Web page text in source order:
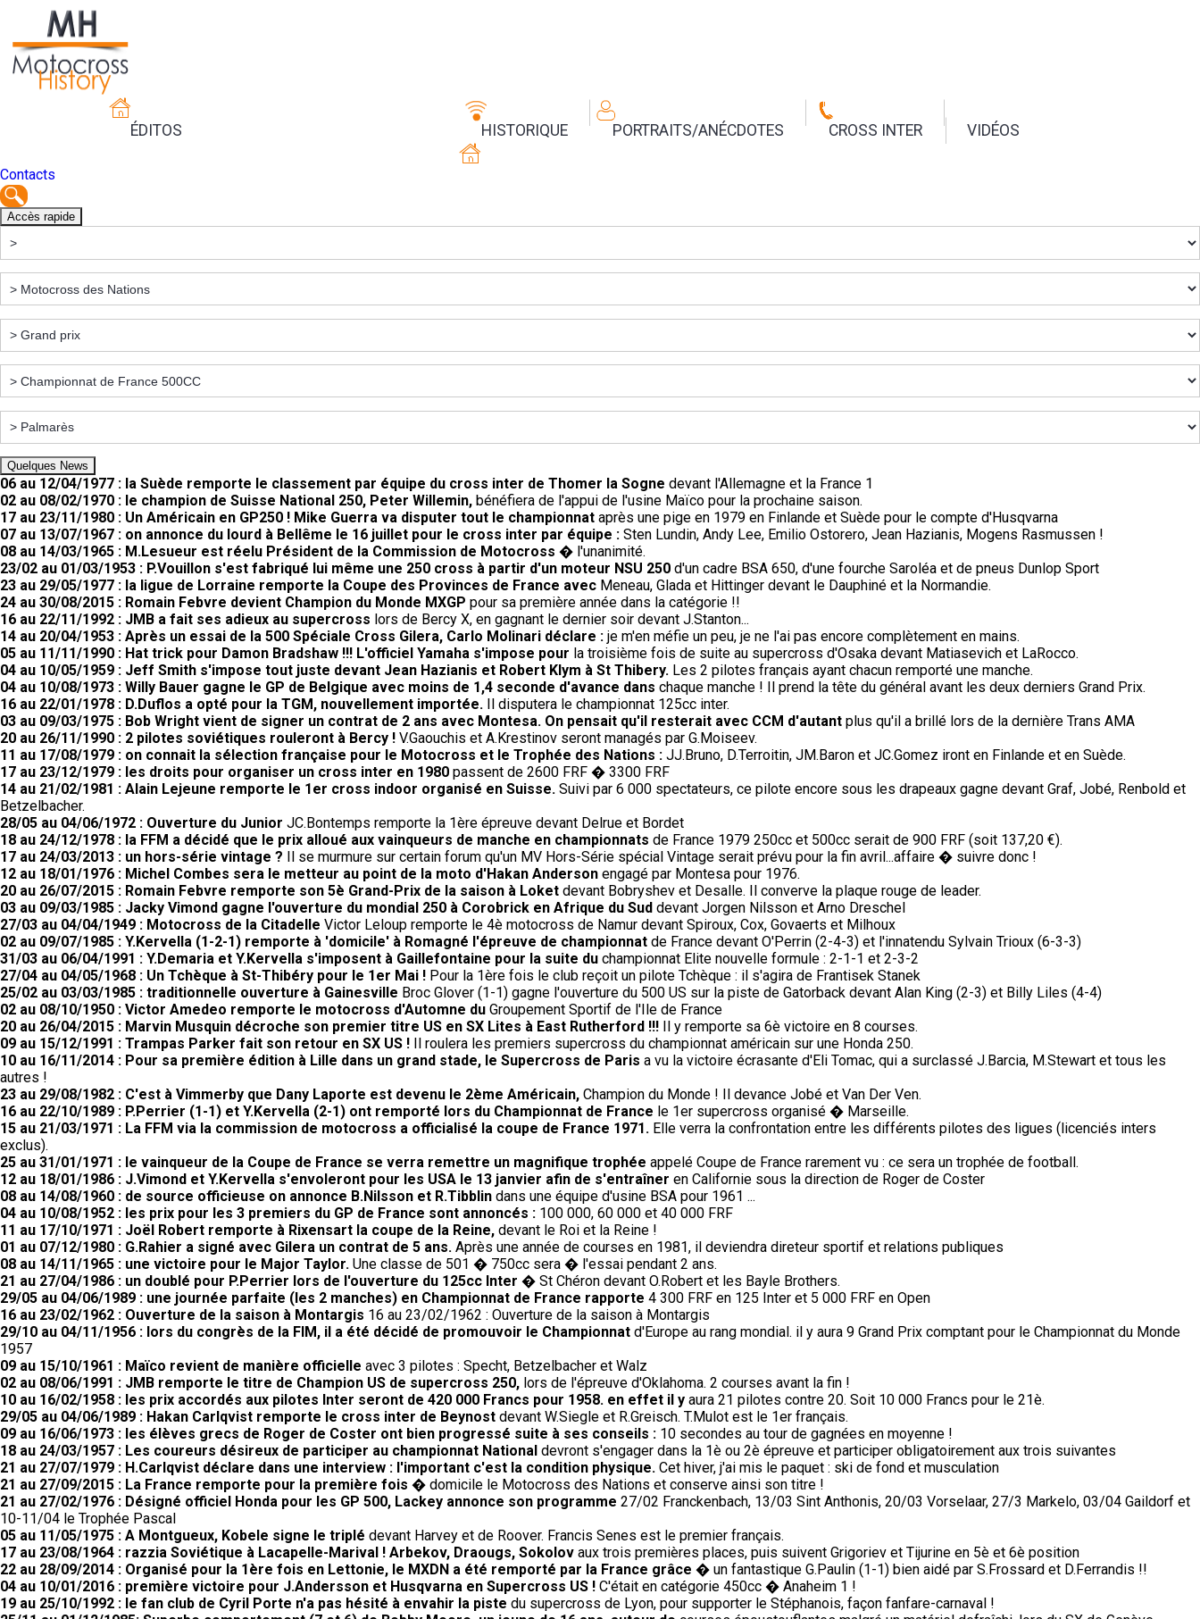
ÉDITOS HISTORIQUE PORTRAITS/ANÉCDOTES CROSS INTER VIDÉOS
Contacts
Accès rapide
Quelques News
06 au 12/04/1977 : la Suède remporte le classement par équipe du cross inter de Thomer la Sogne devant l'Allemagne et la France 1
02 au 08/02/1970 : le champion de Suisse National 250, Peter Willemin, bénéfiera de l'appui de l'usine Maïco pour la prochaine saison.
17 au 23/11/1980 : Un Américain en GP250 ! Mike Guerra va disputer tout le championnat après une pige en 1979 en Finlande et Suède pour le compte d'Husqvarna
07 au 13/07/1967 : on annonce du lourd à Bellême le 16 juillet pour le cross inter par équipe : Sten Lundin, Andy Lee, Emilio Ostorero, Jean Hazianis, Mogens Rasmussen !
08 au 14/03/1965 : M.Lesueur est réelu Président de la Commission de Motocross � l'unanimité.
23/02 au 01/03/1953 : P.Vouillon s'est fabriqué lui même une 250 cross à partir d'un moteur NSU 250 d'un cadre BSA 650, d'une fourche Saroléa et de pneus Dunlop Sport
23 au 29/05/1977 : la ligue de Lorraine remporte la Coupe des Provinces de France avec Meneau, Glada et Hittinger devant le Dauphiné et la Normandie.
24 au 30/08/2015 : Romain Febvre devient Champion du Monde MXGP pour sa première année dans la catégorie !!
16 au 22/11/1992 : JMB a fait ses adieux au supercross lors de Bercy X, en gagnant le dernier soir devant J.Stanton...
14 au 20/04/1953 : Après un essai de la 500 Spéciale Cross Gilera, Carlo Molinari déclare : je m'en méfie un peu, je ne l'ai pas encore complètement en mains.
05 au 11/11/1990 : Hat trick pour Damon Bradshaw !!! L'officiel Yamaha s'impose pour la troisième fois de suite au supercross d'Osaka devant Matiasevich et LaRocco.
04 au 10/05/1959 : Jeff Smith s'impose tout juste devant Jean Hazianis et Robert Klym à St Thibery. Les 2 pilotes français ayant chacun remporté une manche.
04 au 10/08/1973 : Willy Bauer gagne le GP de Belgique avec moins de 1,4 seconde d'avance dans chaque manche ! Il prend la tête du général avant les deux derniers Grand Prix.
16 au 22/01/1978 : D.Duflos a opté pour la TGM, nouvellement importée. Il disputera le championnat 125cc inter.
03 au 09/03/1975 : Bob Wright vient de signer un contrat de 2 ans avec Montesa. On pensait qu'il resterait avec CCM d'autant plus qu'il a brillé lors de la dernière Trans AMA
20 au 26/11/1990 : 2 pilotes soviétiques rouleront à Bercy ! V.Gaouchis et A.Krestinov seront managés par G.Moiseev.
11 au 17/08/1979 : on connait la sélection française pour le Motocross et le Trophée des Nations : JJ.Bruno, D.Terroitin, JM.Baron et JC.Gomez iront en Finlande et en Suède.
17 au 23/12/1979 : les droits pour organiser un cross inter en 1980 passent de 2600 FRF � 3300 FRF
14 au 21/02/1981 : Alain Lejeune remporte le 1er cross indoor organisé en Suisse. Suivi par 6 000 spectateurs, ce pilote encore sous les drapeaux gagne devant Graf, Jobé, Renbold et
Betzelbacher.
28/05 au 04/06/1972 : Ouverture du Junior JC.Bontemps remporte la 1ère épreuve devant Delrue et Bordet
18 au 24/12/1978 : la FFM a décidé que le prix alloué aux vainqueurs de manche en championnats de France 1979 250cc et 500cc serait de 900 FRF (soit 137,20 €).
17 au 24/03/2013 : un hors-série vintage ? Il se murmure sur certain forum qu'un MV Hors-Série spécial Vintage serait prévu pour la fin avril...affaire � suivre donc !
12 au 18/01/1976 : Michel Combes sera le metteur au point de la moto d'Hakan Anderson engagé par Montesa pour 1976.
20 au 26/07/2015 : Romain Febvre remporte son 5è Grand-Prix de la saison à Loket devant Bobryshev et Desalle. Il converve la plaque rouge de leader.
03 au 09/03/1985 : Jacky Vimond gagne l'ouverture du mondial 250 à Corobrick en Afrique du Sud devant Jorgen Nilsson et Arno Dreschel
27/03 au 04/04/1949 : Motocross de la Citadelle Victor Leloup remporte le 4è motocross de Namur devant Spiroux, Cox, Govaerts et Milhoux
02 au 09/07/1985 : Y.Kervella (1-2-1) remporte à 'domicile' à Romagné l'épreuve de championnat de France devant O'Perrin (2-4-3) et l'innatendu Sylvain Trioux (6-3-3)
31/03 au 06/04/1991 : Y.Demaria et Y.Kervella s'imposent à Gaillefontaine pour la suite du championnat Elite nouvelle formule : 2-1-1 et 2-3-2
27/04 au 04/05/1968 : Un Tchèque à St-Thibéry pour le 1er Mai ! Pour la 1ère fois le club reçoit un pilote Tchèque : il s'agira de Frantisek Stanek
25/02 au 03/03/1985 : traditionnelle ouverture à Gainesville Broc Glover (1-1) gagne l'ouverture du 500 US sur la piste de Gatorback devant Alan King (2-3) et Billy Liles (4-4)
02 au 08/10/1950 : Victor Amedeo remporte le motocross d'Automne du Groupement Sportif de l'Ile de France
20 au 26/04/2015 : Marvin Musquin décroche son premier titre US en SX Lites à East Rutherford !!!
Il y remporte sa 6è victoire en 8 courses.
09 au 15/12/1991 : Trampas Parker fait son retour en SX US ! Il roulera les premiers supercross du championnat américain sur une Honda 250.
10 au 16/11/2014 : Pour sa première édition à Lille dans un grand stade, le Supercross de Paris a vu la victoire écrasante d'Eli Tomac, qui a surclassé J.Barcia, M.Stewart et tous les
autres !
23 au 29/08/1982 : C'est à Vimmerby que Dany Laporte est devenu le 2ème Américain, Champion du Monde ! Il devance Jobé et Van Der Ven.
16 au 22/10/1989 : P.Perrier (1-1) et Y.Kervella (2-1) ont remporté lors du Championnat de France le 1er supercross organisé � Marseille.
15 au 21/03/1971 : La FFM via la commission de motocross a officialisé la coupe de France 1971. Elle verra la confrontation entre les différents pilotes des ligues (licenciés inters
exclus).
25 au 31/01/1971 : le vainqueur de la Coupe de France se verra remettre un magnifique trophée appelé Coupe de France rarement vu : ce sera un trophée de football.
12 au 18/01/1986 : J.Vimond et Y.Kervella s'envoleront pour les USA le 13 janvier afin de s'entraîner en Californie sous la direction de Roger de Coster
08 au 14/08/1960 : de source officieuse on annonce B.Nilsson et R.Tibblin dans une équipe d'usine BSA pour 1961 ...
04 au 10/08/1952 : les prix pour les 3 premiers du GP de France sont annoncés : 100 000, 60 000 et 40 000 FRF
11 au 17/10/1971 : Joël Robert remporte à Rixensart la coupe de la Reine, devant le Roi et la Reine !
01 au 07/12/1980 : G.Rahier a signé avec Gilera un contrat de 5 ans. Après une année de courses en 1981, il deviendra direteur sportif et relations publiques
08 au 14/11/1965 : une victoire pour le Major Taylor. Une classe de 501 � 750cc sera � l'essai pendant 2 ans.
21 au 27/04/1986 : un doublé pour P.Perrier lors de l'ouverture du 125cc Inter � St Chéron devant O.Robert et les Bayle Brothers.
29/05 au 04/06/1989 : une journée parfaite (les 2 manches) en Championnat de France rapporte 4 300 FRF en 125 Inter et 5 000 FRF en Open
16 au 23/02/1962 : Ouverture de la saison à Montargis 16 au 23/02/1962 : Ouverture de la saison à Montargis
29/10 au 04/11/1956 : lors du congrès de la FIM, il a été décidé de promouvoir le Championnat d'Europe au rang mondial. il y aura 9 Grand Prix comptant pour le Championnat du Monde
1957
09 au 15/10/1961 : Maïco revient de manière officielle avec 3 pilotes : Specht, Betzelbacher et Walz
02 au 08/06/1991 : JMB remporte le titre de Champion US de supercross 250, lors de l'épreuve d'Oklahoma. 2 courses avant la fin !
10 au 16/02/1958 : les prix accordés aux pilotes Inter seront de 420 000 Francs pour 1958. en effet il y aura 21 pilotes contre 20. Soit 10 000 Francs pour le 21è.
29/05 au 04/06/1989 : Hakan Carlqvist remporte le cross inter de Beynost devant W.Siegle et R.Greisch. T.Mulot est le 1er français.
09 au 16/06/1973 : les élèves grecs de Roger de Coster ont bien progressé suite à ses conseils : 10 secondes au tour de gagnées en moyenne !
18 au 24/03/1957 : Les coureurs désireux de participer au championnat National devront s'engager dans la 1è ou 2è épreuve et participer obligatoirement aux trois suivantes
21 au 27/07/1979 : H.Carlqvist déclare dans une interview : l'important c'est la condition physique. Cet hiver, j'ai mis le paquet : ski de fond et musculation
21 au 27/09/2015 : La France remporte pour la première fois � domicile le Motocross des Nations et conserve ainsi son titre !
21 au 27/02/1976 : Désigné officiel Honda pour les GP 500, Lackey annonce son programme 27/02 Franckenbach, 13/03 Sint Anthonis, 20/03 Vorselaar, 27/3 Markelo, 03/04 Gaildorf et
10-11/04 le Trophée Pascal
05 au 11/05/1975 : A Montgueux, Kobele signe le triplé devant Harvey et de Roover. Francis Senes est le premier français.
17 au 23/08/1964 : razzia Soviétique à Lacapelle-Marival ! Arbekov, Draougs, Sokolov aux trois premières places, puis suivent Grigoriev et Tijurine en 5è et 6è position
22 au 28/09/2014 : Organisé pour la 1ère fois en Lettonie, le MXDN a été remporté par la France grâce � un fantastique G.Paulin (1-1) bien aidé par S.Frossard et D.Ferrandis !!
04 au 10/01/2016 : première victoire pour J.Andersson et Husqvarna en Supercross US ! C'était en catégorie 450cc � Anaheim 1 !
19 au 25/10/1992 : le fan club de Cyril Porte n'a pas hésité à envahir la piste du supercross de Lyon, pour supporter le Stéphanois, façon fanfare-carnaval !